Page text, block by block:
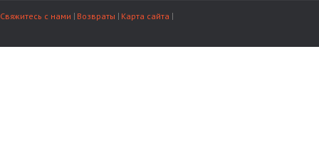
Свяжитесь с нами Возвраты Карта сайта